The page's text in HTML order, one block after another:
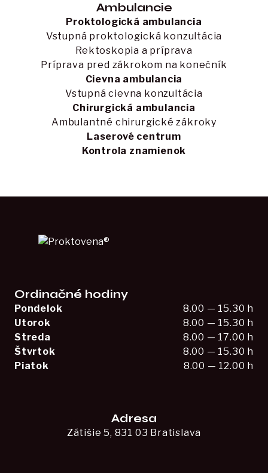
Ambulancie
Proktologická ambulancia
Vstupná proktologická konzultácia
Rektoskopia a príprava
Príprava pred zákrokom na konečník
Cievna ambulancia
Vstupná cievna konzultácia
Chirurgická ambulancia
Ambulantné chirurgické zákroky
Laserové centrum
Kontrola znamienok
Ordinačné hodiny
Pondelok
8.00 — 15.30 h
Utorok
8.00 — 15.30 h
Streda
8.00 — 17.00 h
Štvrtok
8.00 — 15.30 h
Piatok
8.00 — 12.00 h
Adresa
Zátišie 5, 831 03 Bratislava